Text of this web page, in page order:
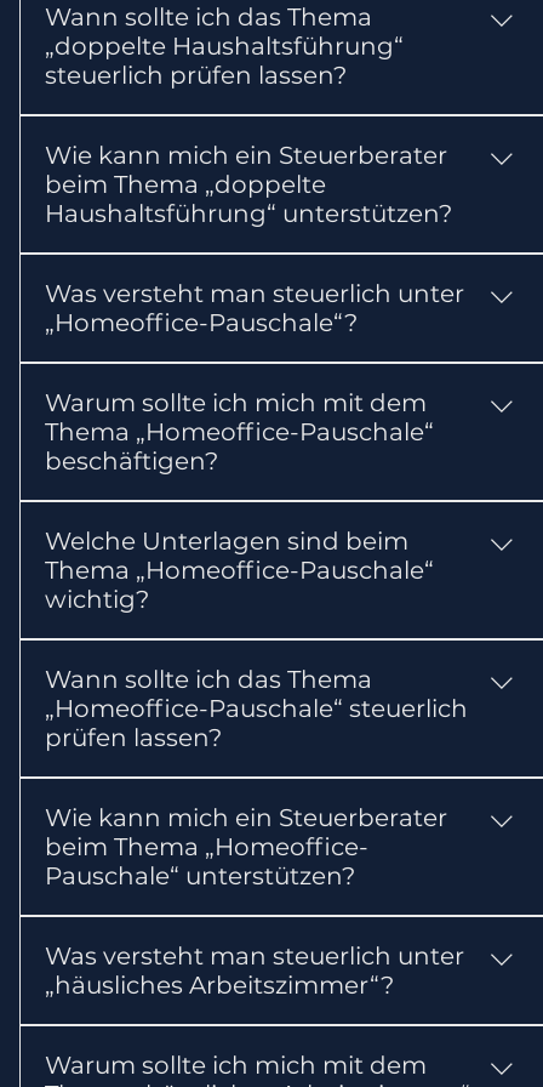
Nachweis des eigenen Hausstands bereithalten.
Abhängig vom Einzelfall können weitere
Nachweise erforderlich sein.
Wann sollte ich das Thema
„doppelte Haushaltsführung“
steuerlich prüfen lassen?
in jedem Fall vor wichtigen Entscheidungen
oder gesetzlichen Fristen prüfen. So können
steuerliche Nachteile vermieden werden.
Wie kann mich ein Steuerberater
beim Thema „doppelte
Haushaltsführung“ unterstützen?
und steuerlichen Folgen prüfen, die benötigten
Unterlagen zusammenstellen und erforderliche
Was versteht man steuerlich unter
„Homeoffice-Pauschale“?
Voraussetzungen eine Tagespauschale gelten.
Warum sollte ich mich mit dem
Thema „Homeoffice-Pauschale“
beschäftigen?
oder Ihre Steuerbelastung beeinflussen. Für die
erste Einordnung gilt: Für berufliche Arbeit zu
Hause kann unter Voraussetzungen eine
Welche Unterlagen sind beim
Thema „Homeoffice-Pauschale“
wichtig?
Homeoffice-Tage bereithalten. Abhängig vom
Einzelfall können weitere Nachweise erforderlich
sein.
Wann sollte ich das Thema
„Homeoffice-Pauschale“ steuerlich
prüfen lassen?
Pauschale“ steuerlich prüfen lassen?
Wie kann mich ein Steuerberater
beim Thema „Homeoffice-
Pauschale“ unterstützen?
und steuerlichen Folgen prüfen, die benötigten
Unterlagen zusammenstellen und erforderliche
Was versteht man steuerlich unter
„häusliches Arbeitszimmer“?
besonderen Voraussetzungen umfassender
Warum sollte ich mich mit dem